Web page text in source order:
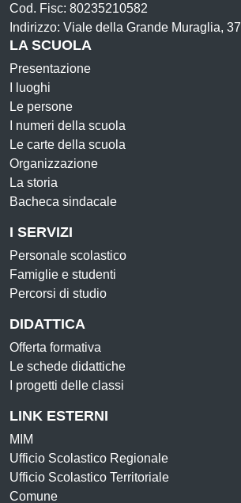
Cod. Fisc: 80235210582
Indirizzo: Viale della Grande Muraglia, 37
LA SCUOLA
Presentazione
I luoghi
Le persone
I numeri della scuola
Le carte della scuola
Organizzazione
La storia
Bacheca sindacale
I SERVIZI
Personale scolastico
Famiglie e studenti
Percorsi di studio
DIDATTICA
Offerta formativa
Le schede didattiche
I progetti delle classi
LINK ESTERNI
MIM
Ufficio Scolastico Regionale
Ufficio Scolastico Territoriale
Comune